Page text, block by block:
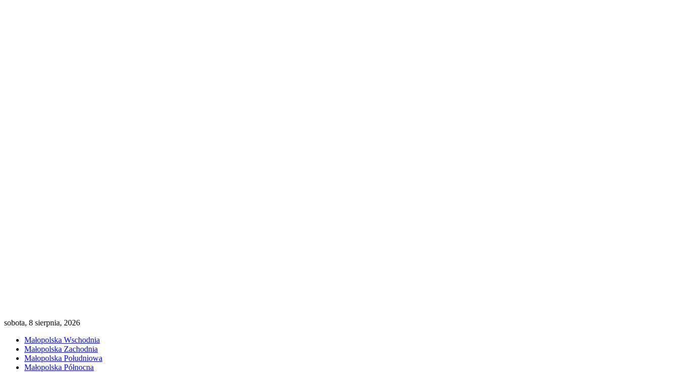
sobota, 8 sierpnia, 2026
Małopolska Wschodnia
Małopolska Zachodnia
Małopolska Południowa
Małopolska Północna